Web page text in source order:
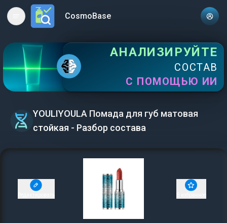
Open main menuCosmoBase
АНАЛИЗИРУЙТЕ
СОСТАВ
С ПОМОЩЬЮ ИИ
YOULIYOULA Помада для губ матовая
стойкая - Разбор состава